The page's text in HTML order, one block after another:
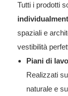
Tutti i prodotti
spaziali e
vestibilità
Piani di
Realizzati
naturale e